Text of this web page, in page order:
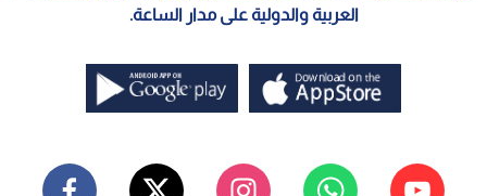
العربية والدولية على مدار الساعة.